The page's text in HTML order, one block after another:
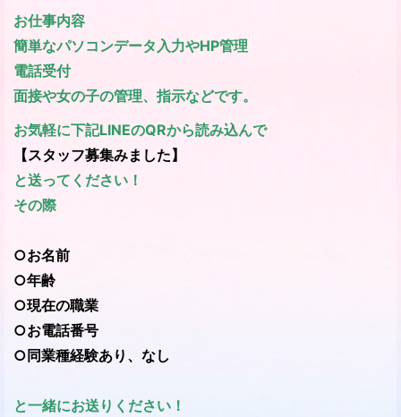
お仕事内容
簡単なパソコンデータ入力やHP管理
電話受付
面接や女の子の管理、指示などです。
お気軽に下記LINEのQRから読み込んで
【スタッフ募集みました】
と送ってください！
その際
○お名前
○年齢
○現在の職業
○お電話番号
○同業種経験あり、なし
と一緒にお送りください！